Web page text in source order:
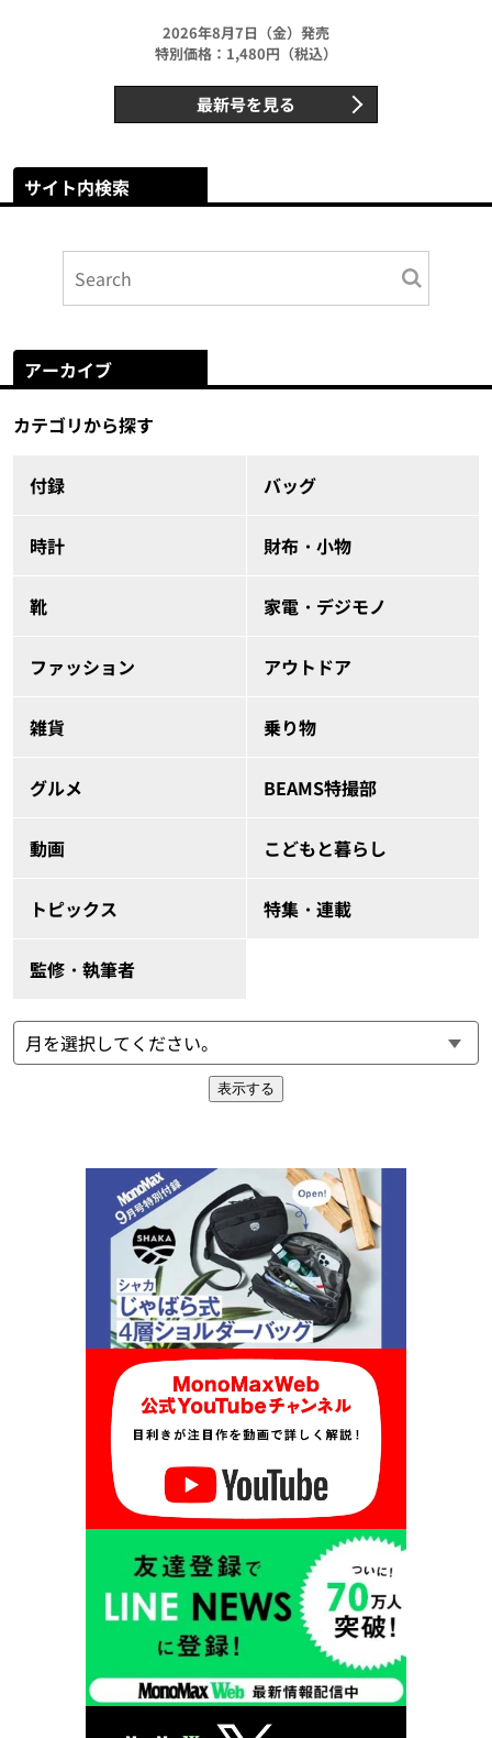
2026年8月7日（金）発売
特別価格：1,480円（税込）
最新号を見る
サイト内検索
アーカイブ
カテゴリから探す
付録 バッグ
時計 財布・小物
靴 家電・デジモノ
ファッション アウトドア
雑貨 乗り物
グルメ BEAMS特撮部
動画 こどもと暮らし
トピックス 特集・連載
監修・執筆者
表示する